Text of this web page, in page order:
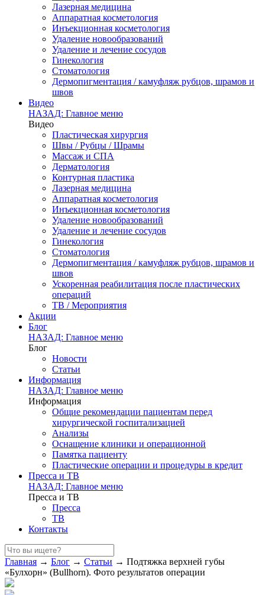
Лазерная медицина
Аппаратная косметология
Инъекционная косметология
Удаление новообразований
Удаление и лечение сосудов
Гинекология
Стоматология
Дермопигментация / камуфляж рубцов, шрамов и
швов
Видео
НАЗАД: Главное меню
Видео
Пластическая хирургия
Швы / Рубцы / Шрамы
Массаж и СПА
Дерматология
Контурная пластика
Лазерная медицина
Аппаратная косметология
Инъекционная косметология
Удаление новообразований
Удаление и лечение сосудов
Гинекология
Стоматология
Дермопигментация / камуфляж рубцов, шрамов и
швов
Ускоренная реабилитация после пластических
операций
ТВ / Мероприятия
Акции
Блог
НАЗАД: Главное меню
Блог
Новости
Статьи
Информация
НАЗАД: Главное меню
Информация
Общие рекомендации пациентам перед
хирургической госпитализацией
Анализы
Оснащение клиники и операционной
Памятка пациенту
Пластические операции и процедуры в кредит
Пресса и ТВ
НАЗАД: Главное меню
Пресса и ТВ
Пресса
ТВ
Контакты
Главная → Блог → Статьи → Подтяжка верхней губы
«Булхорн» (Bullhorn). Фото результатов операции